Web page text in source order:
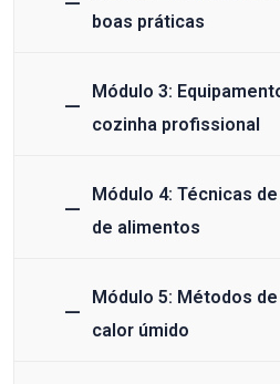
boas práticas
Módulo 3:
cozinha profissional
Módulo 4: Técnicas
de alimentos
Módulo 5: Métodos
calor úmido